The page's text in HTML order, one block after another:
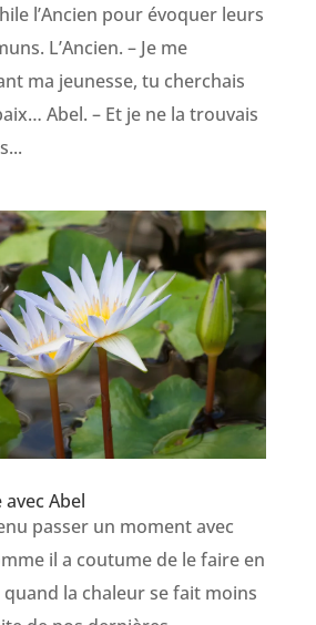
l’Ancien pour évoquer leurs
L’Ancien. – Je me
ma jeunesse, tu cherchais
Abel. – Et je ne la trouvais
Abel
passer un moment avec
il a coutume de le faire en
quand la chaleur se fait moins